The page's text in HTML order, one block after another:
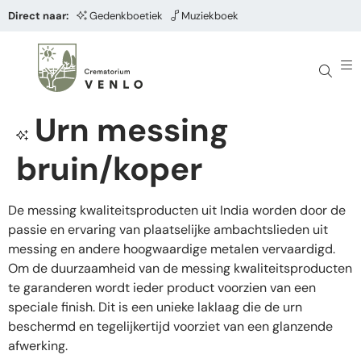
Direct naar: Gedenkboetiek Muziekboek
Urn messing
bruin/koper
De messing kwaliteitsproducten uit India worden door de
passie en ervaring van plaatselijke ambachtslieden uit
messing en andere hoogwaardige metalen vervaardigd.
Om de duurzaamheid van de messing kwaliteitsproducten
te garanderen wordt ieder product voorzien van een
speciale finish. Dit is een unieke laklaag die de urn
beschermd en tegelijkertijd voorziet van een glanzende
afwerking.